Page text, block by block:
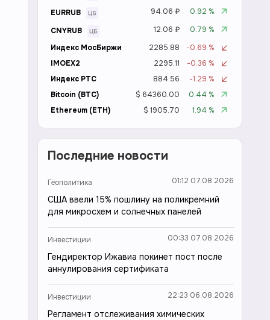
EURRUB
94.06 ₽
0.92 %
CNYRUB
12.06 ₽
0.79 %
Индекс МосБиржи
2285.88
-0.69 %
IMOEX2
2295.11
-0.36 %
Индекс РТС
884.56
-1.29 %
Bitcoin (BTC)
$ 64360.00
0.44 %
Ethereum (ETH)
$ 1905.70 1.94 %
Последние новости
Геополитика 01:12 07.08.2026
США ввели 15% пошлину на поликремний
для микросхем и солнечных панелей
Инвестиции 00:33 07.08.2026
Гендиректор Ижавиа покинет пост после
аннулирования сертификата
Инвестиции 22:23 06.08.2026
Регламент отслеживания химических